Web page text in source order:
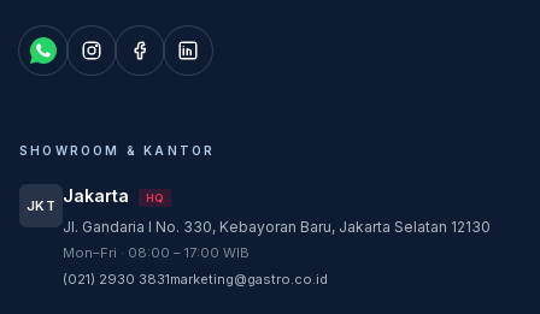
SHOWROOM & KANTOR
JKT Jakarta HQ
Jl. Gandaria I No. 330, Kebayoran Baru, Jakarta Selatan 12130
Mon–Fri · 08:00 – 17:00 WIB
(021) 2930 3831marketing@gastro.co.id
Customer Service
sesuai kebutuhan Anda.